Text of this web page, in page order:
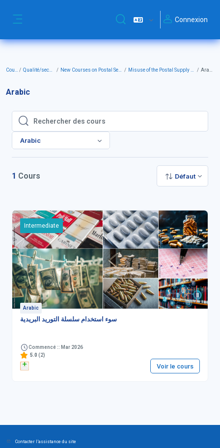
Activer/désactiver la saisie de
Connexion
New Courses on Postal Security
Arabic
Rechercher des cours
Rechercher des cours
Arabic
1 Cours Défaut
Intermediate
Arabic
سوء استخدام سلسلة التوريد البريدية
Commencé :: Mar 2026
5.0 (2)
Voir le cours
Contacter l’assistance du site